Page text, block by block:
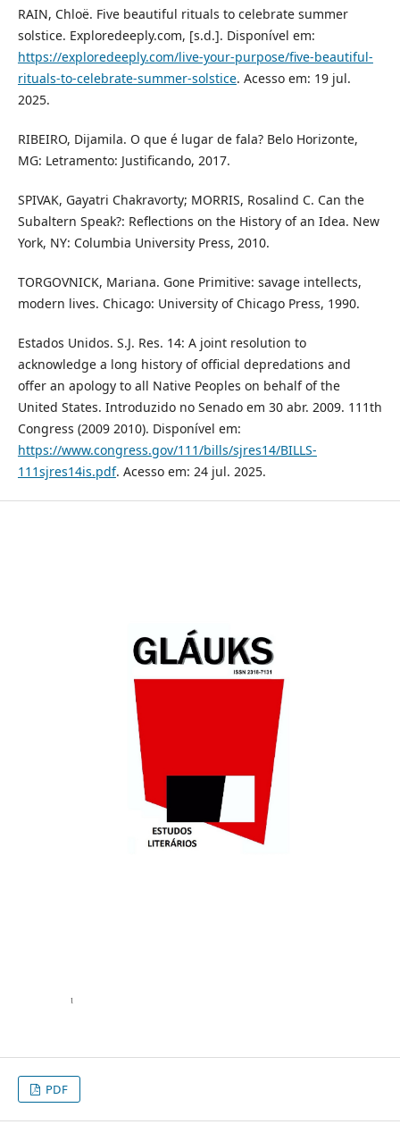
RAIN, Chloë. Five beautiful rituals to celebrate summer
solstice. Exploredeeply.com, [s.d.]. Disponível em:
https://exploredeeply.com/live-your-purpose/five-beautiful-
rituals-to-celebrate-summer-solstice. Acesso em: 19 jul.
2025.
RIBEIRO, Dijamila. O que é lugar de fala? Belo Horizonte,
MG: Letramento: Justificando, 2017.
SPIVAK, Gayatri Chakravorty; MORRIS, Rosalind C. Can the
Subaltern Speak?: Reflections on the History of an Idea. New
York, NY: Columbia University Press, 2010.
TORGOVNICK, Mariana. Gone Primitive: savage intellects,
modern lives. Chicago: University of Chicago Press, 1990.
Estados Unidos. S.J. Res. 14: A joint resolution to
acknowledge a long history of official depredations and
offer an apology to all Native Peoples on behalf of the
United States. Introduzido no Senado em 30 abr. 2009. 111th
Congress (2009 2010). Disponível em:
https://www.congress.gov/111/bills/sjres14/BILLS-
111sjres14is.pdf. Acesso em: 24 jul. 2025.
PDF